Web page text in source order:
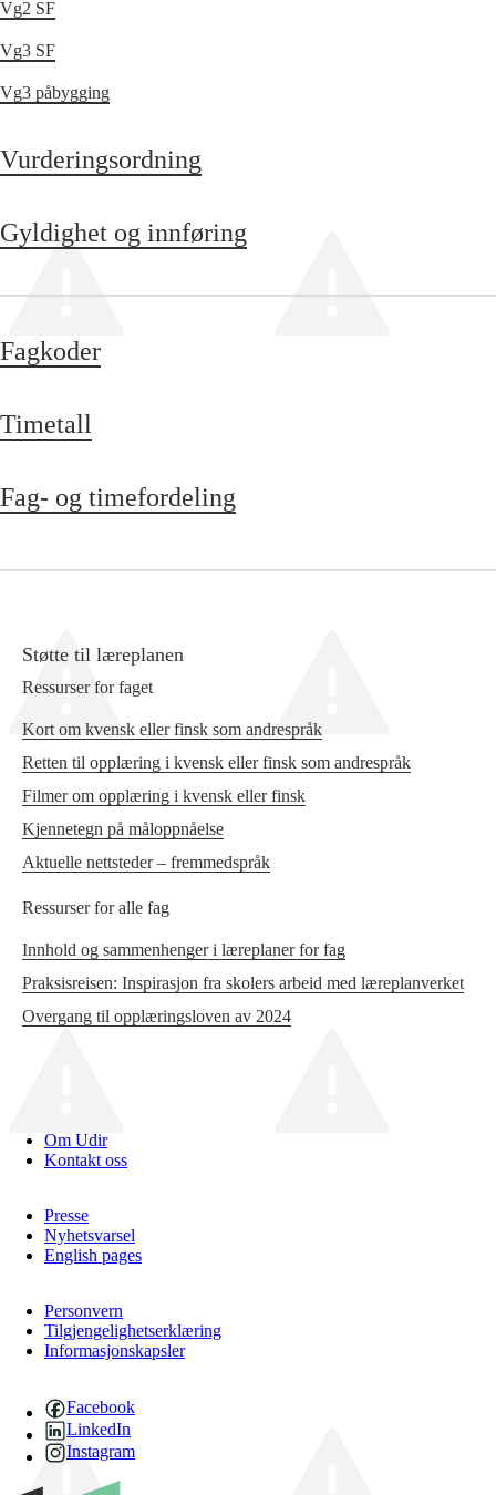
Vg2 SF
Vg3 SF
Vg3 påbygging
Vurderingsordning
Gyldighet og innføring
Fagkoder
Timetall
Fag- og timefordeling
Støtte til læreplanen
Ressurser for faget
Kort om kvensk eller finsk som andrespråk
Retten til opplæring i kvensk eller finsk som andrespråk
Filmer om opplæring i kvensk eller finsk
Kjennetegn på måloppnåelse
Aktuelle nettsteder – fremmedspråk
Ressurser for alle fag
Innhold og sammenhenger i læreplaner for fag
Praksisreisen: Inspirasjon fra skolers arbeid med læreplanverket
Overgang til opplæringsloven av 2024
Om Udir
Kontakt oss
Presse
Nyhetsvarsel
English pages
Personvern
Tilgjengelighetserklæring
Informasjonskapsler
Facebook
LinkedIn
Instagram